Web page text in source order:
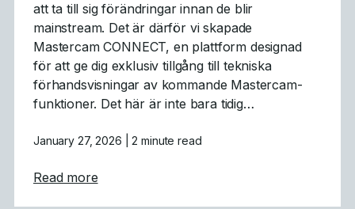
att ta till sig förändringar innan de blir
mainstream. Det är därför vi skapade
Mastercam CONNECT, en plattform designad
för att ge dig exklusiv tillgång till tekniska
förhandsvisningar av kommande Mastercam-
funktioner. Det här är inte bara tidig…
January 27, 2026 | 2 minute read
Read moreabout Mastercam CONNECT: Tidig